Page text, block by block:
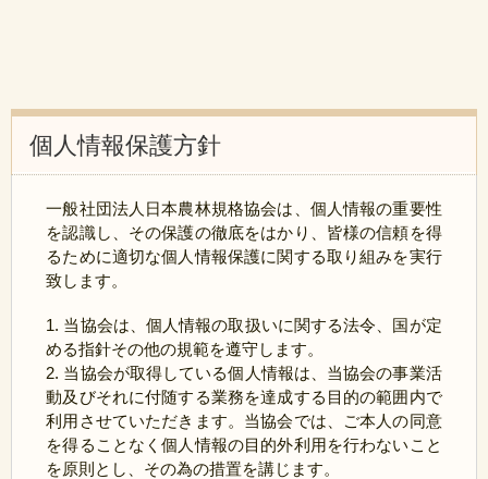
個人情報保護方針
一般社団法人日本農林規格協会は、個人情報の重要性
を認識し、その保護の徹底をはかり、皆様の信頼を得
るために適切な個人情報保護に関する取り組みを実行
致します。
1. 当協会は、個人情報の取扱いに関する法令、国が定
める指針その他の規範を遵守します。
2. 当協会が取得している個人情報は、当協会の事業活
動及びそれに付随する業務を達成する目的の範囲内で
利用させていただきます。当協会では、ご本人の同意
を得ることなく個人情報の目的外利用を行わないこと
を原則とし、その為の措置を講じます。